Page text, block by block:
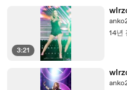
3:21
14년